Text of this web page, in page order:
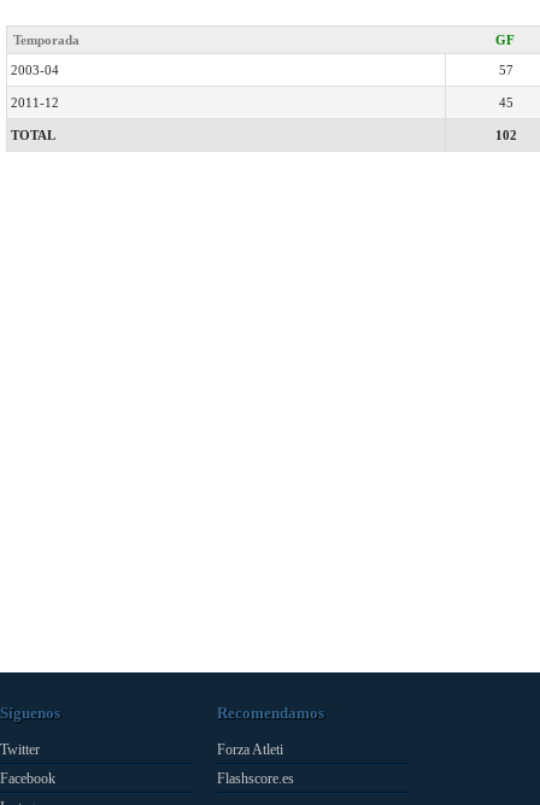
Temporada GF
2003-04 57
2011-12 45
TOTAL 102
Síguenos
Twitter
Facebook
Recomendamos
Forza Atleti
Flashscore.es